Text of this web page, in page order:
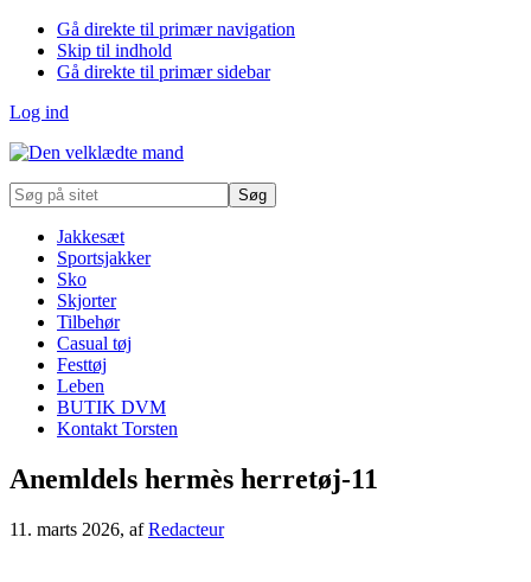
Gå direkte til primær navigation
Skip til indhold
Gå direkte til primær sidebar
Log ind
Søg
på
Jakkesæt
Sportsjakker
Sko
Skjorter
Tilbehør
Casual tøj
Festtøj
Leben
BUTIK DVM
Kontakt Torsten
Anemldels hermès herretøj-11
11. marts 2026, afRedacteur